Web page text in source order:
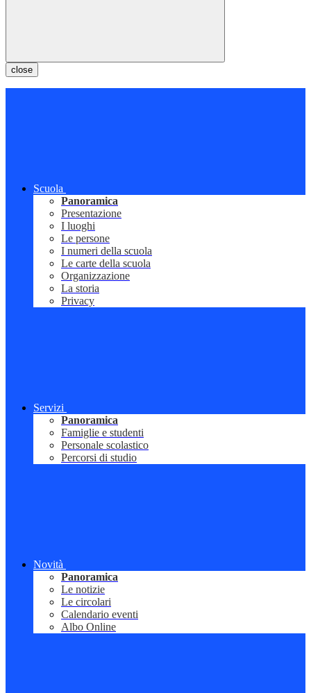
close
Scuola
Panoramica
Presentazione
I luoghi
Le persone
I numeri della scuola
Le carte della scuola
Organizzazione
La storia
Privacy
Servizi
Panoramica
Famiglie e studenti
Personale scolastico
Percorsi di studio
Novità
Panoramica
Le notizie
Le circolari
Calendario eventi
Albo Online